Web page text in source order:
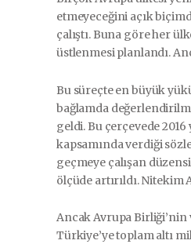
etmeyeceğini açık
çalıştı. Buna göre her
üstlenmesi planlandı.
Bu süreçte en büyük
bağlamda
geldi. Bu çerçevede
kapsamında verdiği
geçmeye çalışan
ölçüde artırıldı. Nitekim
Ancak Avrupa
Türkiye’ye toplam altı